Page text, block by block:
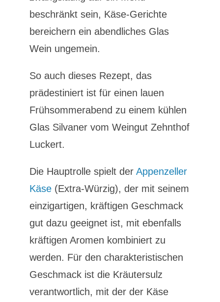
beschränkt sein, Käse-Gerichte
bereichern ein abendliches Glas
Wein ungemein.
So auch dieses Rezept, das
prädestiniert ist für einen lauen
Frühsommerabend zu einem kühlen
Glas Silvaner vom Weingut Zehnthof
Luckert.
Die Hauptrolle spielt der Appenzeller
Käse(Extra-Würzig), der mit seinem
einzigartigen, kräftigen Geschmack
gut dazu geeignet ist, mit ebenfalls
kräftigen Aromen kombiniert zu
werden. Für den charakteristischen
Geschmack ist die Kräutersulz
verantwortlich, mit der der Käse